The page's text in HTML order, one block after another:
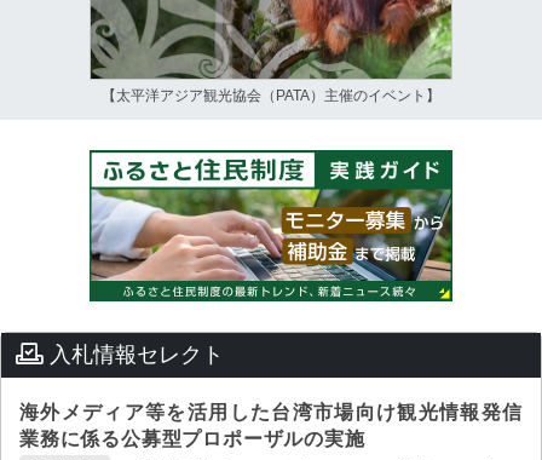
【太平洋アジア観光協会（PATA）主催のイベント】
入札情報セレクト
海外メディア等を活用した台湾市場向け観光情報発信
業務に係る公募型プロポーザルの実施